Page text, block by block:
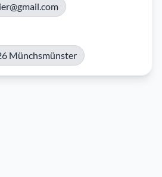
Münchsmünster